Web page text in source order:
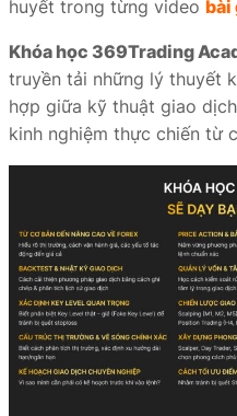
huyết trong từng video bài
Khóa học 369Trading
truyền tải những lý thuyết
hợp giữa kỹ thuật giao
kinh nghiệm thực chiến từ